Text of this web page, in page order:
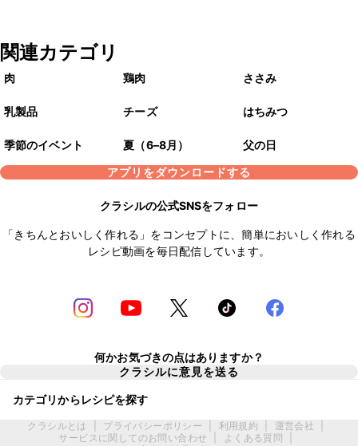
関連カテゴリ
肉 鶏肉 ささみ
乳製品 チーズ はちみつ
季節のイベント 夏（6–8月）
父の日
アプリをダウンロードする
クラシルの公式SNSをフォロー
「きちんとおいしく作れる」をコンセプトに、簡単においしく作れる
レシピ動画を毎日配信しています。
何かお気づきの点はありますか？
クラシルに意見を送る
カテゴリからレシピを探す
クラシルとは プライバシーポリシー 利用規約 運営会社
サービスに関してのお問い合わせ
よくある質問